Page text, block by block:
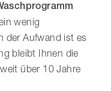
wenig
der Aufwand ist es
bleibt Ihnen die
über 10 Jahre